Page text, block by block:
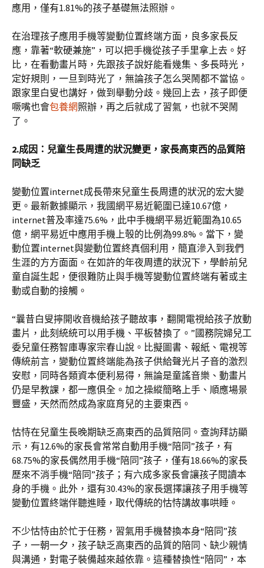
應用，僅有1.81%的孩子基礎無法照辦。
在治理孩子應用手機等變動位置終端方面，良多家長反
應，靠著“軟硬兼施”，可以把手機從孩子手里拿上去。好
比，在看動畫片時，先跟孩子說好能看幾集、多長時光，
定好規則，一旦到時光了，無論孩子怎么哭鬧都不當協。
跟家里白叟也講好，做到舉動分歧。幾回上去，孩子即便
噘嘴也會包養網照辦，再之后就成了習氣，也就不哭鬧
了。
2.成因：兒童生長周遭的狀況變更，家長高東西的品質陪
同缺乏
變動位置internet成長帶來兒童生長周遭的狀況的宏大變
更。最新數據顯示，我國網平易近範圍已達10.67億，
internet普及率達75.6%，此中手機網平易近範圍為10.65
億，網平易近中應用手機上彀的比例為99.8%。當下，變
動位置internet與變動位置終真個利用，簡直滲入到我們
生涯的方方面面。在如許的年夜周遭的狀況下，學齡前兒
童自誕生起，便很難防止與手機等變動位置終端有著或主
動或自動的接觸。
“曩昔白叟擰開收音機給孩子聽故事，翻開電視給孩子放動
畫片，此刻統統可以用手機、平板替換了。”國務院婦兒工
委兒童任務智庫專家宗春山說。比擬圖書、報紙、電視等
傳統前言，變動位置終端能為孩子供給聲光片子音的激烈
安慰，同時各類資本便利易得，無論是童謠音樂、動畫片
仍是早教課，都一應俱全。加之操縱簡略上手、順應場景
豐盛，天然而然成為家庭育兒的主要東西。
怙恃在兒童生長晚期缺乏高東西的品質陪同。查詢拜訪顯
示，有12.6%的家長會常常自動用手機“陪同”孩子，有
68.75%的家長偶然用手機“陪同”孩子，僅有18.66%的家長
歷來不消手機“陪同”孩子；有六成多家長會讓孩子閱讀本
身的手機。此外，還有30.43%的家長選擇讓孩子用手機等
變動位置終端伴聽進睡，取代傳統的怙恃講故事哄睡。
不少怙恃由於忙于任務，習氣用手機替換本身“陪同”孩
子，一朝一夕，孩子缺乏高東西的品質的陪同、缺少親情
與溝通，對電子裝備越來越依靠。這種替換性“陪同”，本